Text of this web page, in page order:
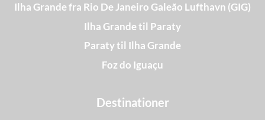
Ilha Grande fra Rio De Janeiro Galeão Lufthavn (GIG)
Ilha Grande til Paraty
Paraty til Ilha Grande
Foz do Iguaçu
Destinationer